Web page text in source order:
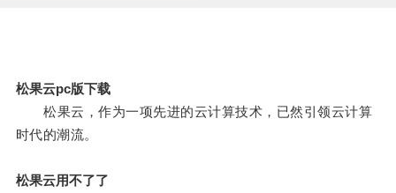
松果云pc版下载
松果云，作为一项先进的云计算技术，已然引领云计算
时代的潮流。
松果云用不了了